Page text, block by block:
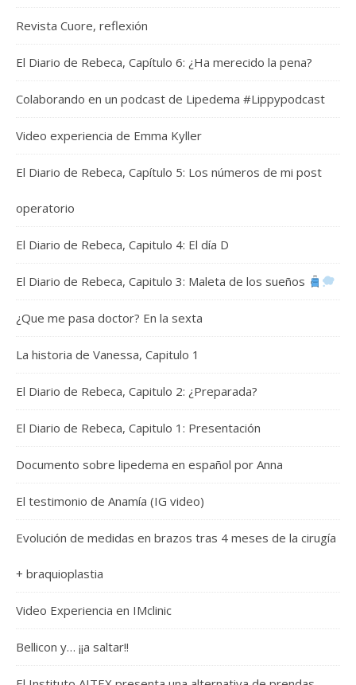
Revista Cuore, reflexión
El Diario de Rebeca, Capítulo 6: ¿Ha merecido la pena?
Colaborando en un podcast de Lipedema #Lippypodcast
Video experiencia de Emma Kyller
El Diario de Rebeca, Capítulo 5: Los números de mi post
operatorio
El Diario de Rebeca, Capitulo 4: El día D
El Diario de Rebeca, Capitulo 3: Maleta de los sueños
¿Que me pasa doctor? En la sexta
La historia de Vanessa, Capitulo 1
El Diario de Rebeca, Capitulo 2: ¿Preparada?
El Diario de Rebeca, Capitulo 1: Presentación
Documento sobre lipedema en español por Anna
El testimonio de Anamía (IG video)
Evolución de medidas en brazos tras 4 meses de la cirugía
+ braquioplastia
Video Experiencia en IMclinic
Bellicon y… ¡¡a saltar!!